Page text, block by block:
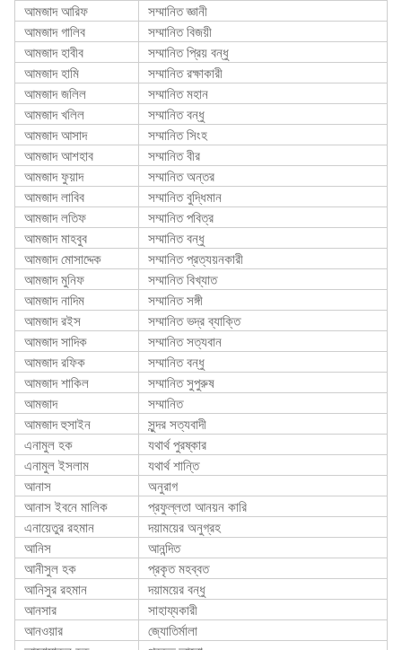
আমজাদ আরিফ
সম্মানিত জ্ঞানী
আমজাদ গালিব
সম্মানিত বিজয়ী
আমজাদ হাবীব
সম্মানিত প্রিয় বন্ধু
আমজাদ হামি
সম্মানিত রক্ষাকারী
আমজাদ জলিল
সম্মানিত মহান
আমজাদ খলিল
সম্মানিত বন্ধু
আমজাদ আসাদ
সম্মানিত সিংহ
আমজাদ আশহাব
সম্মানিত বীর
আমজাদ ফুয়াদ
সম্মানিত অন্তর
আমজাদ লাবিব
সম্মানিত বুদ্ধিমান
আমজাদ লতিফ
সম্মানিত পবিত্র
আমজাদ মাহবুব
সম্মানিত বন্ধু
আমজাদ মোসাদ্দেক
সম্মানিত প্রত্যয়নকারী
আমজাদ মুনিফ
সম্মানিত বিখ্যাত
আমজাদ নাদিম
সম্মানিত সঙ্গী
আমজাদ রইস
সম্মানিত ভদ্র ব্যাক্তি
আমজাদ সাদিক
সম্মানিত সত্যবান
আমজাদ রফিক
সম্মানিত বন্ধু
আমজাদ শাকিল
সম্মানিত সুপুরুষ
আমজাদ
সম্মানিত
আমজাদ হুসাইন
সুন্দর সত্যবাদী
এনামুল হক
যথার্থ পুরষ্কার
এনামুল ইসলাম
যথার্থ শান্তি
আনাস
অনুরাগ
আনাস ইবনে মালিক
প্রফুল্লতা আনয়ন কারি
এনায়েতুর রহমান
দয়াময়ের অনুগ্রহ
আনিস
আনন্দিত
আনীসুল হক
প্রকৃত মহব্বত
আনিসুর রহমান
দয়াময়ের বন্ধু
আনসার
সাহায্যকারী
আনওয়ার
জ্যোতির্মালা